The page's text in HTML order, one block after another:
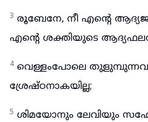
3 രൂബേനേ, നീ എന്റെ
എന്റെ ശക്തിയുടെ
4 വെള്ളംപോലെ
ശ്രേഷ്ഠനാകയില്ല;
5 ശിമയോനും ലേവിയും